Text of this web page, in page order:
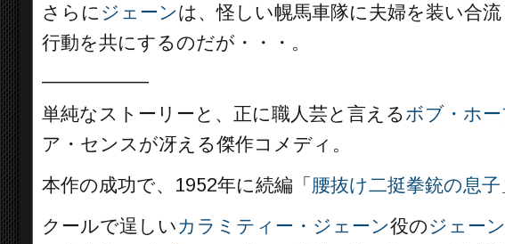
さらに ジェーンは、怪しい幌馬車隊に夫婦を装い合
行動を共にするのだが・・・。
単純なストーリーと、正に職人芸と言えるボブ・ホ
ア・センスが冴える傑作コメディ。
本作の成功で、1952年に続編「 腰抜け二挺拳銃の息子
クールで逞しいカラミティー・ジェーン役のジェー